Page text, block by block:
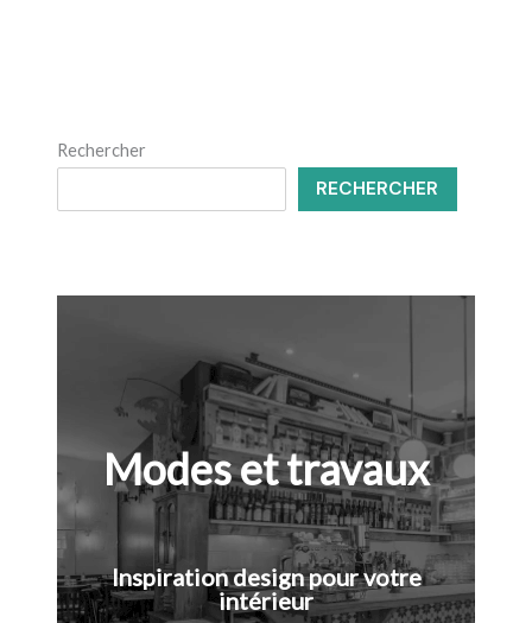
Rechercher
RECHERCHER
Modes et travaux
Inspiration design pour votre
intérieur